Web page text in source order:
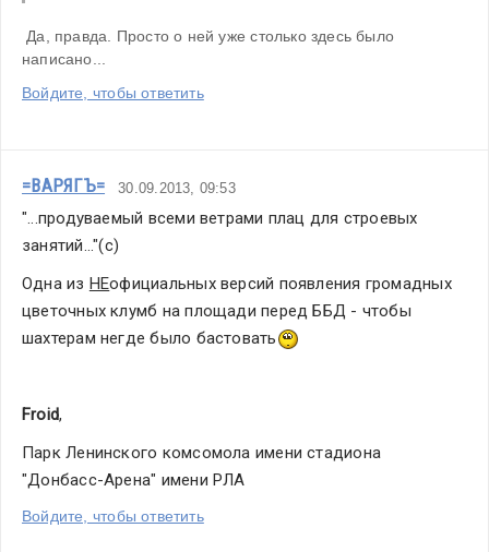
написано...
Войдите, чтобы ответить
=ВАРЯГЪ= 30.09.2013, 09:53
"...продуваемый всеми ветрами плац для строевых
занятий..."(с)
Одна из НЕофициальных версий появления громадных
цветочных клумб на площади перед ББД - чтобы
шахтерам негде было бастовать
Froid,
Парк Ленинского комсомола имени стадиона
"Донбасс-Арена" имени РЛА
Войдите, чтобы ответить